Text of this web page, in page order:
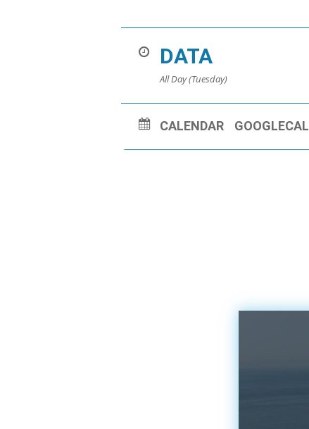
DATA
All Day (Tuesday)
CALENDAR GOOGLECAL